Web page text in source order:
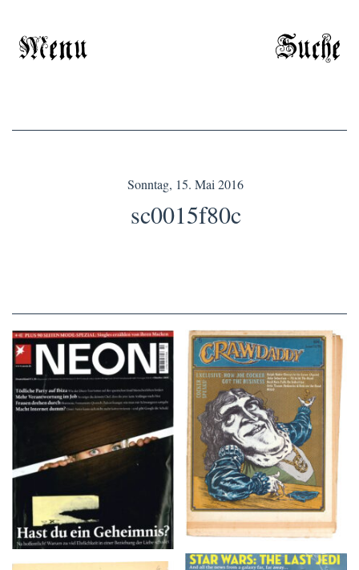
Menu Suche
Sonntag, 15. Mai 2016
sc0015f80c
NEON – OKTOBER
2008
Crawdaddy – June/11/72